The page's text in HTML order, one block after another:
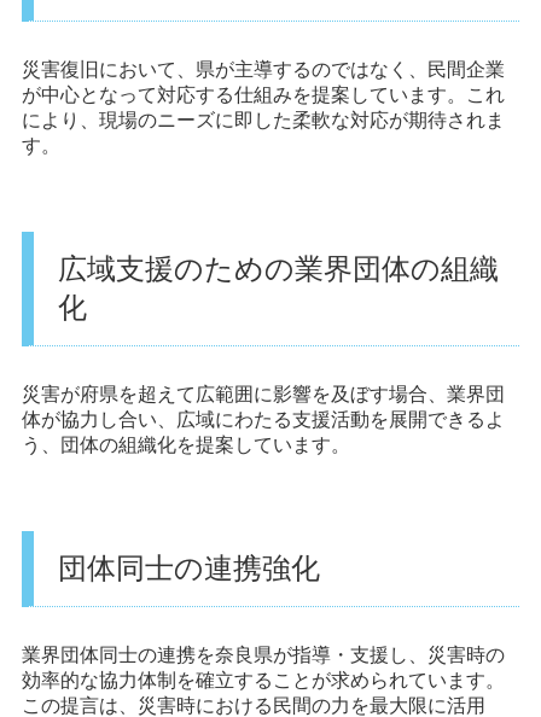
災害復旧において、県が主導するのではなく、民間企業
が中心となって対応する仕組みを提案しています。これ
により、現場のニーズに即した柔軟な対応が期待されま
す。
広域支援のための業界団体の組織
化
災害が府県を超えて広範囲に影響を及ぼす場合、業界団
体が協力し合い、広域にわたる支援活動を展開できるよ
う、団体の組織化を提案しています。
団体同士の連携強化
業界団体同士の連携を奈良県が指導・支援し、災害時の
効率的な協力体制を確立することが求められています。
この提言は、災害時における民間の力を最大限に活用